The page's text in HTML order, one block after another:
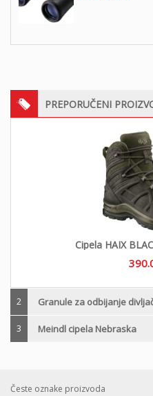
PREPORUČENI
Cipela HAIX
2 Granule za odbijanje
3 Meindl cipela Nebraska
Česte oznake proizvoda